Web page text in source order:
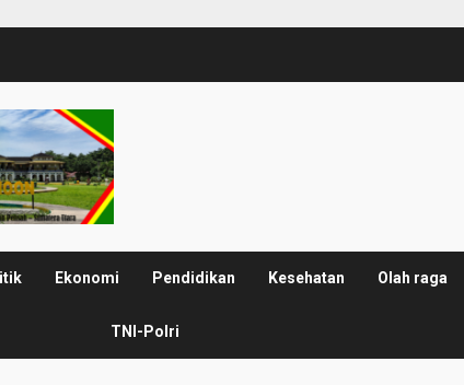
Ekonomi Pendidikan Kesehatan Olah raga
TNI-Polri